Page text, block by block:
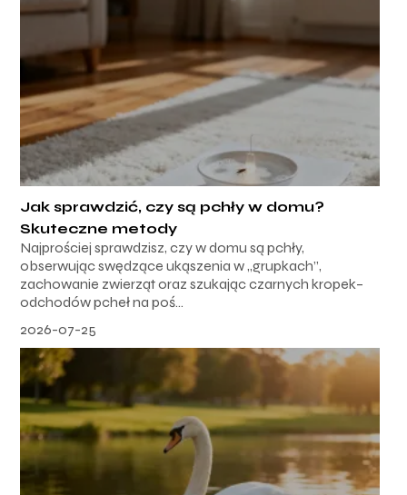
Jak sprawdzić, czy są pchły w domu?
Skuteczne metody
Najprościej sprawdzisz, czy w domu są pchły,
obserwując swędzące ukąszenia w „grupkach”,
zachowanie zwierząt oraz szukając czarnych kropek–
odchodów pcheł na poś...
2026-07-25